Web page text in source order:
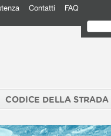
Contatti FAQ
CODICE DELLA STRADA